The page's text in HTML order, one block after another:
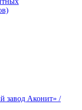
завод Аконит» /